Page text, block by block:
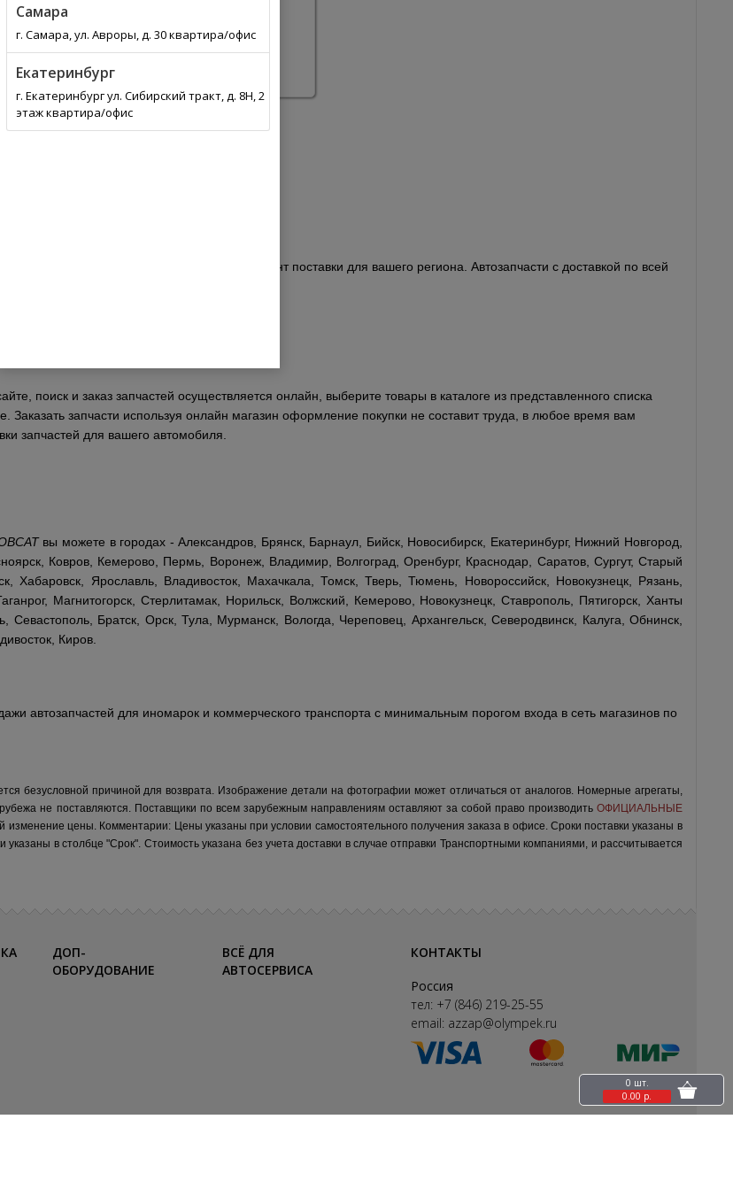
Выберите из списка оптимальный вариант поставки для вашего региона. Автозапчасти с доставкой по всей
по каталогу.
поиск и заказ запчастей осуществляется онлайн, выберите товары в каталоге из представленного списка
Заказать запчасти используя онлайн магазин оформление покупки не составит труда, в любое время вам
запчастей для вашего автомобиля.
вы можете в городах - Александров, Брянск, Барнаул, Бийск, Новосибирск, Екатеринбург, Нижний Новгород,
Ковров, Кемерово, Пермь, Воронеж, Владимир, Волгоград, Оренбург, Краснодар, Саратов, Сургут, Старый
Хабаровск, Ярославль, Владивосток, Махачкала, Томск, Тверь, Тюмень, Новороссийск, Новокузнецк, Рязань,
Магнитогорск, Стерлитамак, Норильск, Волжский, Кемерово, Новокузнецк, Ставрополь, Пятигорск, Ханты
Братск, Орск, Тула, Мурманск, Вологда, Череповец, Архангельск, Северодвинск, Калуга, Обнинск,
Киров.
автозапчастей для иномарок и коммерческого транспорта с минимальным порогом входа в сеть магазинов по
безусловной причиной для возврата. Изображение детали на фотографии может отличаться от аналогов. Номерные агрегаты,
не поставляются. Поставщики по всем зарубежным направлениям оставляют за собой право производитьОФИЦИАЛЬНЫЕ
изменение цены. Комментарии: Цены указаны при условии самостоятельного получения заказа в офисе. Сроки поставки указаны в
в столбце "Срок". Стоимость указана без учета доставки в случае отправки Транспортными компаниями, и рассчитывается
ДОП-
ОБОРУДОВАНИЕ
ВСЁ ДЛЯ
АВТОСЕРВИСА
КОНТАКТЫ
Россия
тел: +7 (846) 219-25-55
email: azzap@olympek.ru
Самара
г. Самара, ул. Авроры, д. 30 квартира/офис
Екатеринбург
г. Екатеринбург ул. Сибирский тракт, д. 8Н, 2
этаж квартира/офис
0 шт.
0.00 р.